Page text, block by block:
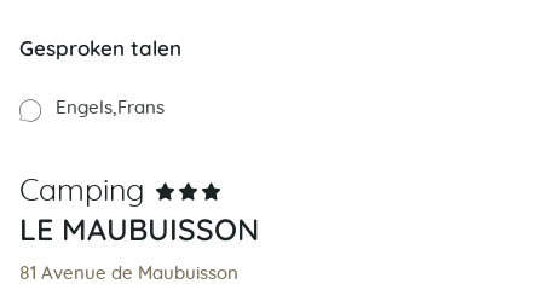
Gesproken talen
Engels Frans
Camping
LE MAUBUISSON
81 Avenue de Maubuisson